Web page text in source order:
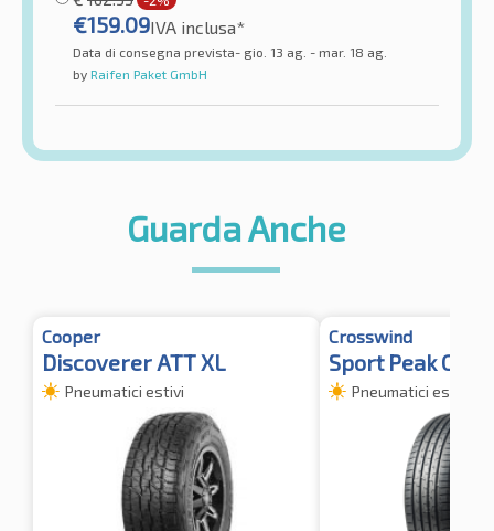
€159.09IVA inclusa*
Data di consegna prevista- gio. 13 ag. - mar. 18 ag.
by Raifen Paket GmbH
Guarda Anche
Cooper
Discoverer ATT XL
Pneumatici estivi
Crosswind
Sport Peak C/S
Pneumatici estivi